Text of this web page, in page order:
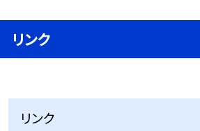
リンク
リンク